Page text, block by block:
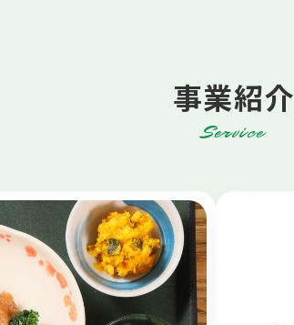
事業紹介
Service